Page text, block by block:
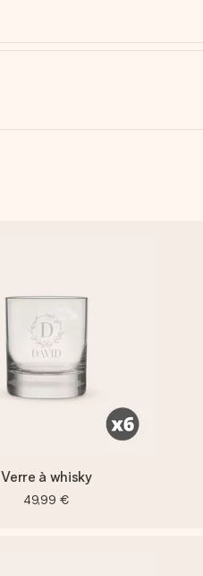
Verre à whisky
49,99 €